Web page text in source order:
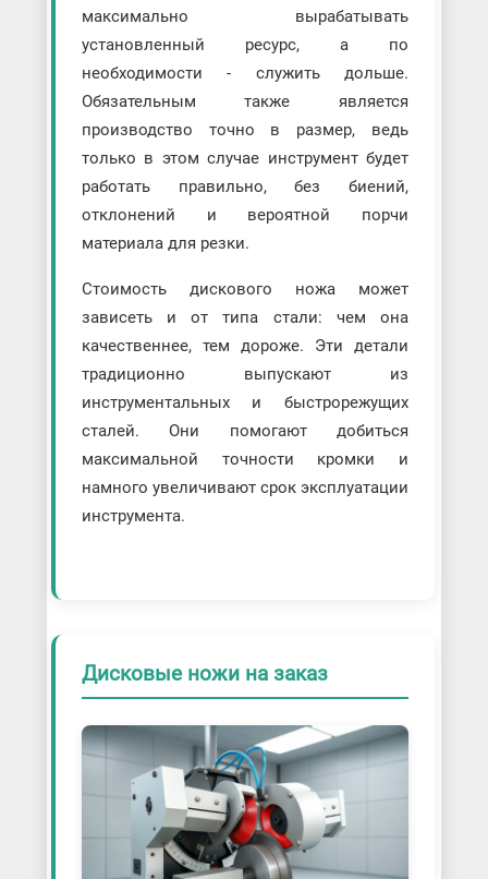
максимально вырабатывать
установленный ресурс, а по
необходимости - служить дольше.
Обязательным также является
производство точно в размер, ведь
только в этом случае инструмент будет
работать правильно, без биений,
отклонений и вероятной порчи
материала для резки.
Стоимость дискового ножа может
зависеть и от типа стали: чем она
качественнее, тем дороже. Эти детали
традиционно выпускают из
инструментальных и быстрорежущих
сталей. Они помогают добиться
максимальной точности кромки и
намного увеличивают срок эксплуатации
инструмента.
Дисковые ножи на заказ